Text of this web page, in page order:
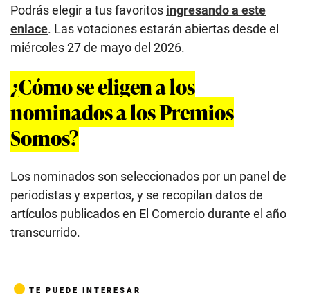
Podrás elegir a tus favoritos ingresando a este
enlace. Las votaciones estarán abiertas desde el
miércoles 27 de mayo del 2026.
¿Cómo se eligen a los
nominados a los Premios
Somos?
Los nominados son seleccionados por un panel de
periodistas y expertos, y se recopilan datos de
artículos publicados en El Comercio durante el año
transcurrido.
TE PUEDE INTERESAR